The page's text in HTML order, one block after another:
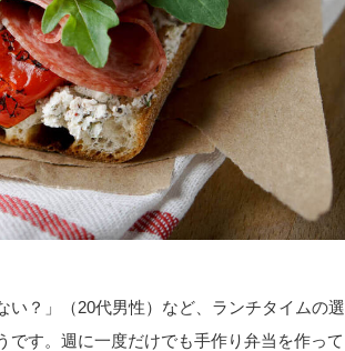
い？」（20代男性）など、ランチタイムの選
す。週に一度だけでも手作り弁当を作って